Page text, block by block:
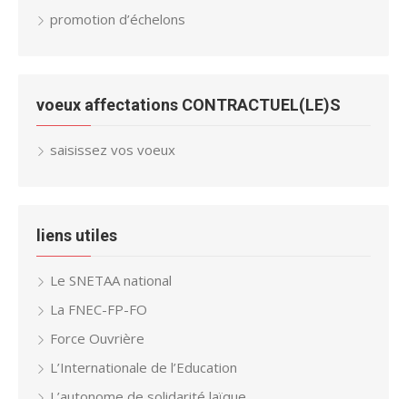
promotion d’échelons
voeux affectations CONTRACTUEL(LE)S
saisissez vos voeux
liens utiles
Le SNETAA national
La FNEC-FP-FO
Force Ouvrière
L’Internationale de l’Education